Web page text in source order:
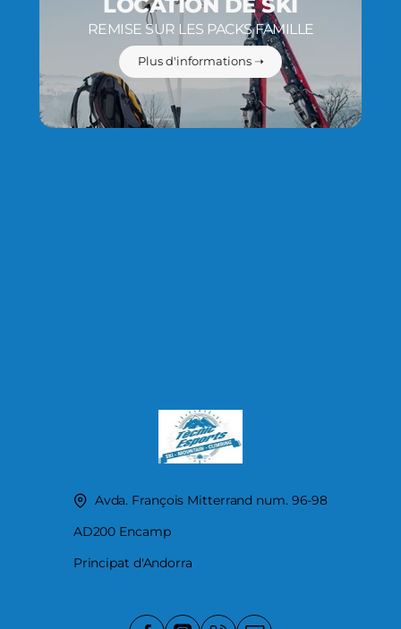
REMISE SUR LES PACKS FAMILLE
Plus d'informations ➝
Avda. François Mitterrand num. 96-98
AD200 Encamp
Principat d'Andorra